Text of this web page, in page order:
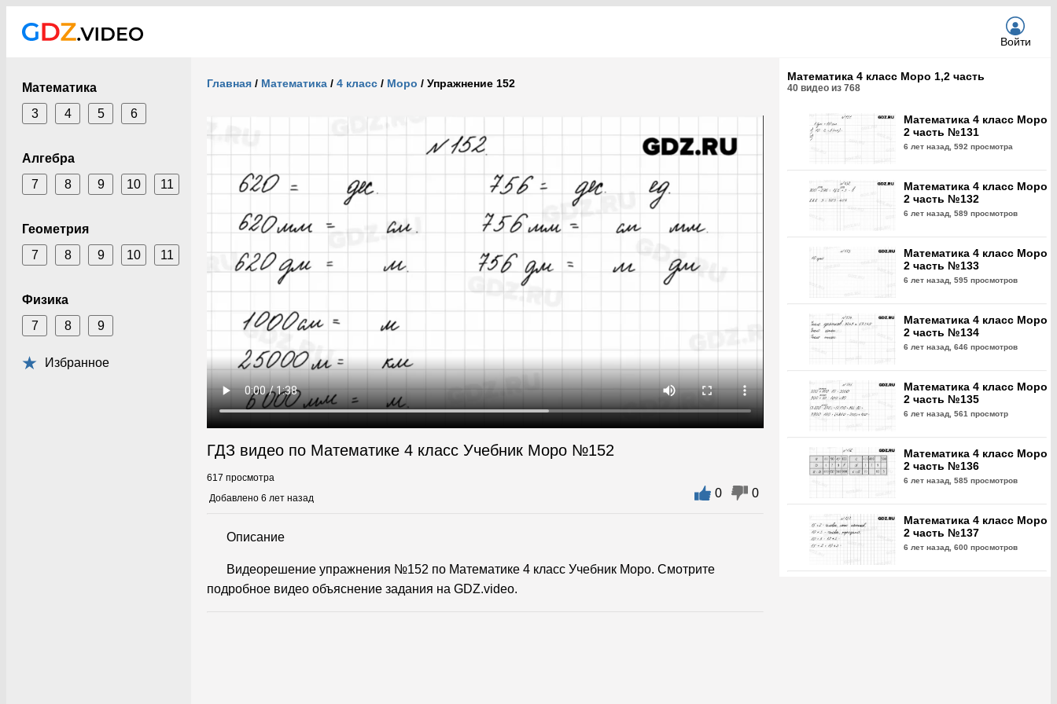
Войти
Математика
3
4 5 6
Алгебра
7
8 9 10 11
Геометрия
7
8 9 10 11
Физика
7
8 9
Избранное
Главная / Математика / 4 класс / Моро / Упражнение 152
ГДЗ видео по Математике 4 класс Учебник Моро №152
617 просмотра
Добавлено 6 лет назад
0 0
Описание
Видеорешение упражнения №152 по Математике 4 класс Учебник Моро. Смотрите
подробное видео объяснение задания на GDZ.video.
Математика 4 класс Моро 1,2 часть
40 видео из 768
Математика 4 класс Моро
2 часть №131
6 лет назад, 592 просмотра
Математика 4 класс Моро
2 часть №132
6 лет назад, 589 просмотров
Математика 4 класс Моро
2 часть №133
6 лет назад, 595 просмотров
Математика 4 класс Моро
2 часть №134
6 лет назад, 646 просмотров
Математика 4 класс Моро
2 часть №135
6 лет назад, 561 просмотр
Математика 4 класс Моро
2 часть №136
6 лет назад, 585 просмотров
Математика 4 класс Моро
2 часть №137
6 лет назад, 600 просмотров